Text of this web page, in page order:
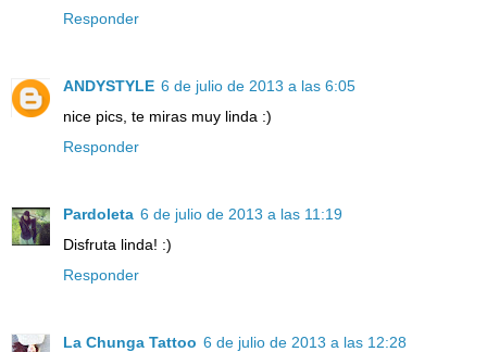
Responder
ANDYSTYLE 6 de julio de 2013 a las 6:05
nice pics, te miras muy linda :)
Responder
Pardoleta 6 de julio de 2013 a las 11:19
Disfruta linda! :)
Responder
La Chunga Tattoo 6 de julio de 2013 a las 12:28